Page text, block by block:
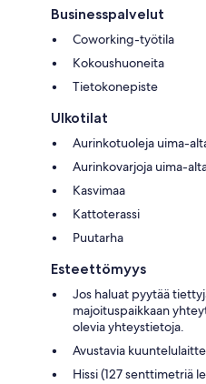
Businesspalvelut
Coworking-työtila
Kokoushuoneita
Tietokonepiste
Ulkotilat
Aurinkotuoleja uima-
Aurinkovarjoja uima-
Kasvimaa
Kattoterassi
Puutarha
Esteettömyys
Jos haluat pyytää
majoituspaikkaan
olevia yhteystietoja.
Avustavia
Hissi (127 senttimetriä